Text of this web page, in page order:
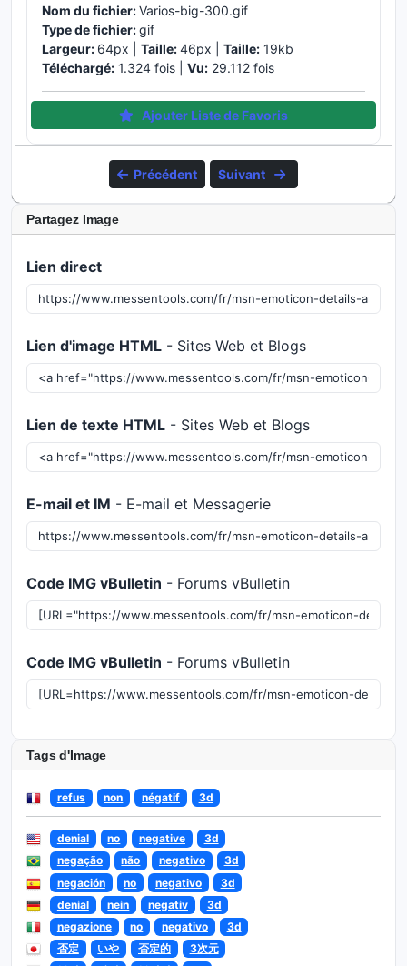
Nom du fichier:Varios-big-300.gif
Type de fichier:gif
Largeur: 64px | Taille:46px | Taille: 19kb
Téléchargé: 1.324 fois | Vu: 29.112 fois
Ajouter Liste de Favoris
Précédent Suivant
Partagez Image
Lien direct
Lien d'image HTML - Sites Web et Blogs
Lien de texte HTML - Sites Web et Blogs
E-mail et IM - E-mail et Messagerie
Code IMG vBulletin - Forums vBulletin
Code IMG vBulletin - Forums vBulletin
Tags d'Image
refus non négatif 3d
denial no negative
3d
negação
não negativo
3d
negación
no negativo
3d
denial
nein negativ
3d
negazione
no negativo
3d
否定
いや 否定的
3次元